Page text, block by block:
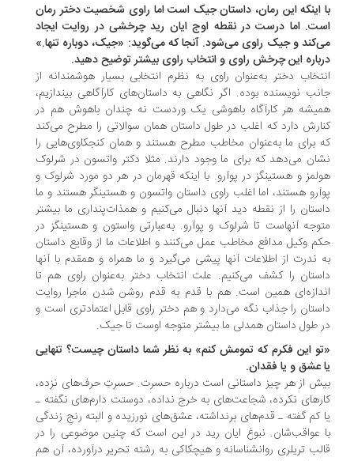
اینکه این رمان، داستان جیک است اما راوی شخصیت دختر رمان
اما درست در نقطه اوج ایان رید چرخشی در روایت ایجاد
و جیک راوی می‌شود. آنجا که می‌گوید: «جیک، دوباره تنها.»
این چرخش راوی و انتخاب راوی بیشتر توضیح دهید.
دختر به‌عنوان راوی به نظرم انتخابی بسیار هوشمندانه از
نویسنده بوده. اگر نگاهی به داستان­‌های کارآگاهی بیندازیم،
هر کارآگاه باهوشی یک وردست نه چندان باهوش هم در
دارد که اغلب در طول داستان همان سوالاتی را مطرح می‌­کند
برای ما به‌عنوان مخاطب مطرح هستند و همان کنجکاوی­‌هایی را
می­‌دهد که برای ما وجود دارند. مثلا دکتر واتسون در شرلوک
و هستینگز در پوآرو. با اینکه قهرمان در هر دو مورد شرلوک و
هستند، اما اغلب راوی داستان واتسون و هستینگر هستند و ما
را از نقطه دید آنها دنبال می­‌کنیم و همذات‌­پنداری ما بیشتر
آنهاست تا شرلوک و پوآرو. به‌عبارتی واستون و هستینگز در
وکیل مدافع مخاطب عمل می­‌کنند و اطلاعات ما از وقایع داستان
ندرت از اطلاعات آنها پیشی می­‌گیرد و ما همراه و همقدم با آنها
را کشف می­‌کنیم. علت انتخاب دختر به‌عنوان راوی هم تا
همین است. هم با قدم به قدم روشن شدن ماجرا روایت
را جذاب نگه می­‌دارد و هم دختر راوی قابل اعتمادتری است و
طول داستان همدلی ما بیشتر متوجه اوست تا جیک.
این فکرم که تمومش کنم» به نظر شما داستان چیست؟ تنهایی
عشق و یا فقدان.
از هر چیز داستانی است درباره­ حسرت. حسرتِ حرف­‌های نزده،
نکرده، شجاعت­‌های به خرج نداده، دوستت دارم­‌های نگفته ـ
کم گفته ـ قدم­‌های برنداشته، عشق­‌های نورزیده و البته رنجِ زندگی
عواقب­‌شان. نبوغ ایان رید در این است که چنین موضوعی را در
تریلری روانشناسانه و هیچکاکی به رشته­ تحریر درآورده، آن هم